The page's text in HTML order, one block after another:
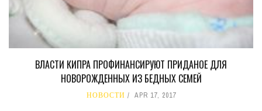
ВЛАСТИ КИПРА ПРОФИНАНСИРУЮТ ПРИДАНОЕ ДЛЯ
НОВОРОЖДЕННЫХ ИЗ БЕДНЫХ СЕМЕЙ
НОВОСТИ APR 17, 2017